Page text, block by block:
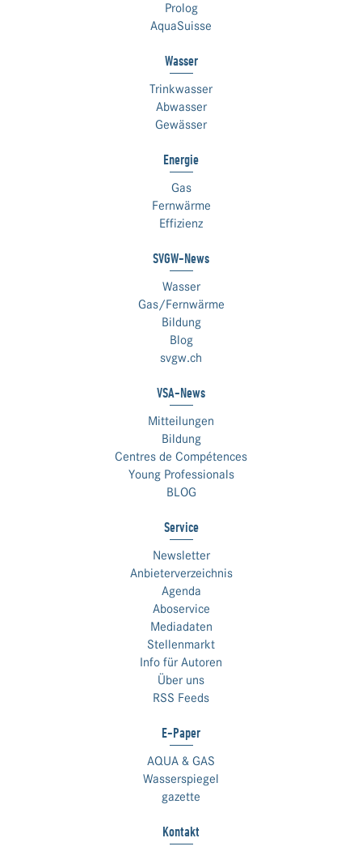
Prolog
AquaSuisse
Wasser
Trinkwasser
Abwasser
Gewässer
Energie
Gas
Fernwärme
Effizienz
SVGW-News
Wasser
Gas/Fernwärme
Bildung
Blog
svgw.ch
VSA-News
Mitteilungen
Bildung
Centres de Compétences
Young Professionals
BLOG
Service
Newsletter
Anbieterverzeichnis
Agenda
Aboservice
Mediadaten
Stellenmarkt
Info für Autoren
Über uns
RSS Feeds
E-Paper
AQUA & GAS
Wasserspiegel
gazette
Kontakt